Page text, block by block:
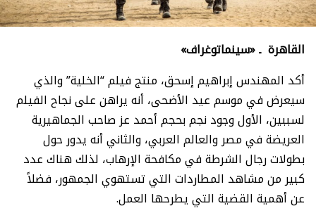
القاهرة ـ «سينماتوغراف»
أكد المهندس إبراهيم إسحق، منتج فيلم “الخلية” والذي
سيعرض في موسم عيد الأضحى، أنه يراهن على نجاح الفيلم
لسببين، الأول وجود نجم بحجم أحمد عز صاحب الجماهيرية
العريضة في مصر والعالم العربي، والثاني أنه يدور حول
بطولات رجال الشرطة في مكافحة الإرهاب، لذلك هناك عدد
كبير من مشاهد المطاردات التي تستهوي الجمهور، فضلاً
عن أهمية القضية التي يطرحها العمل.